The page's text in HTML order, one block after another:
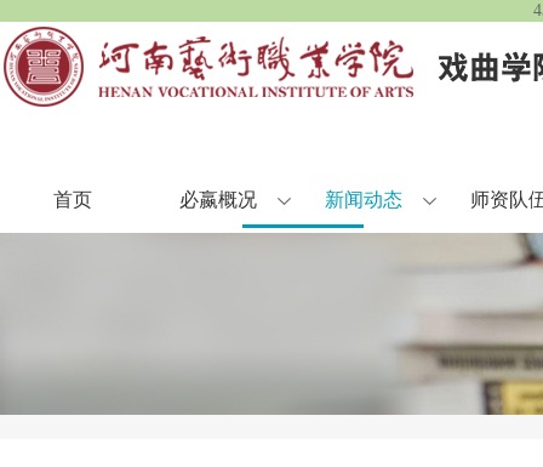
首页 必嬴概况 新闻动态 师资队